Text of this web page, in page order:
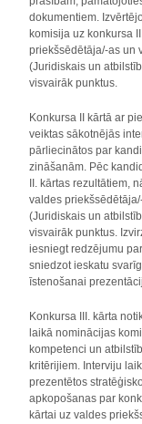
dokumentiem.
komisija uz konkursa
priekšsēdētāja/-as un
(Juridiskais un
visvairāk punktus.
Konkursa II kārtā ar
veiktas sākotnējās
pārliecinātos par
zināšanām. Pēc
II. kārtas rezultātiem,
valdes
(Juridiskais un
visvairāk punktus.
iesniegt redzējumu
sniedzot ieskatu
īstenošanai
Konkursa III. kārta
laikā nominācijas
kompetenci un
kritērijiem. Interviju
prezentētos
apkopošanas par
kārtai uz valdes